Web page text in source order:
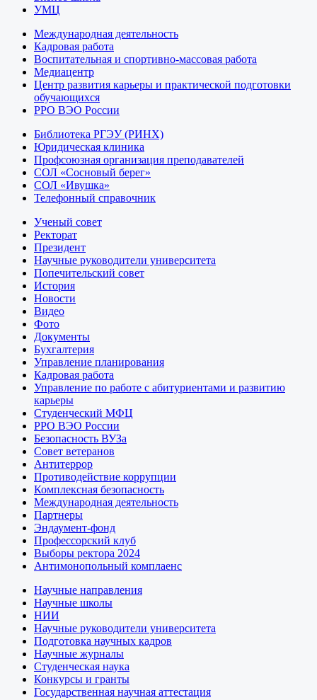
УМЦ
Международная деятельность
Кадровая работа
Воспитательная и спортивно-массовая работа
Медиацентр
Центр развития карьеры и практической подготовки
обучающихся
РРО ВЭО России
Библиотека РГЭУ (РИНХ)
Юридическая клиника
Профсоюзная организация преподавателей
СОЛ «Сосновый берег»
СОЛ «Ивушка»
Телефонный справочник
Ученый совет
Ректорат
Президент
Научные руководители университета
Попечительский совет
История
Новости
Видео
Фото
Документы
Бухгалтерия
Управление планирования
Кадровая работа
Управление по работе с абитуриентами и развитию
карьеры
Студенческий МФЦ
РРО ВЭО России
Безопасность ВУЗа
Совет ветеранов
Антитеррор
Противодействие коррупции
Комплексная безопасность
Международная деятельность
Партнеры
Эндаумент-фонд
Профессорский клуб
Выборы ректора 2024
Антимонопольный комплаенс
Научные направления
Научные школы
НИИ
Научные руководители университета
Подготовка научных кадров
Научные журналы
Студенческая наука
Конкурсы и гранты
Государственная научная аттестация